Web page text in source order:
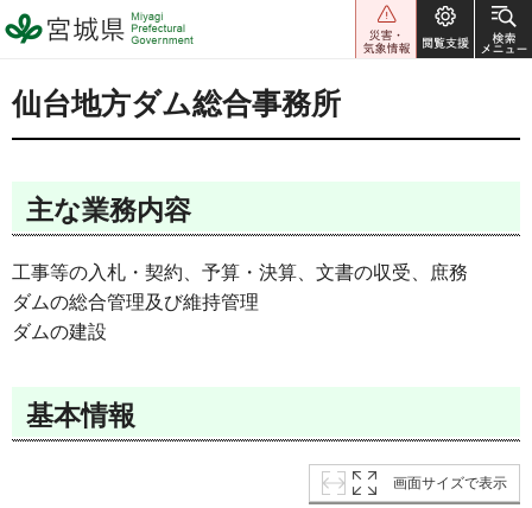
宮城県 Miyagi Prefectural
Government
仙台地方ダム総合事務所
主な業務内容
工事等の入札・契約、予算・決算、文書の収受、庶務
ダムの総合管理及び維持管理
ダムの建設
基本情報
画面サイズで表示